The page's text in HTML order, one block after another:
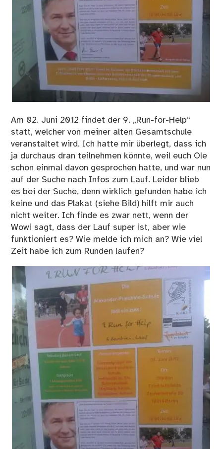
Am 02. Juni 2012 findet der 9. „Run-for-Help“
statt, welcher von meiner alten Gesamtschule
veranstaltet wird. Ich hatte mir überlegt, dass ich
ja durchaus dran teilnehmen könnte, weil euch Ole
schon einmal davon gesprochen hatte, und war nun
auf der Suche nach Infos zum Lauf. Leider blieb
es bei der Suche, denn wirklich gefunden habe ich
keine und das Plakat (siehe Bild) hilft mir auch
nicht weiter. Ich finde es zwar nett, wenn der
Wowi sagt, dass der Lauf super ist, aber wie
funktioniert es? Wie melde ich mich an? Wie viel
Zeit habe ich zum Runden laufen?